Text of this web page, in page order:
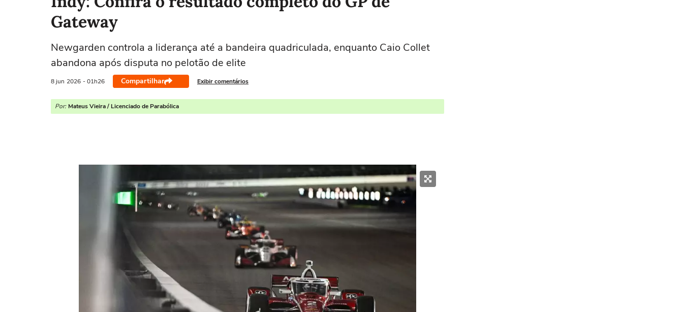
Gateway
Newgarden controla a liderança até a bandeira quadriculada, enquanto Caio Collet
abandona após disputa no pelotão de elite
8 jun 2026 - 01h26 Compartilhar Exibir comentários
Por: Mateus Vieira / Licenciado de Parabólica